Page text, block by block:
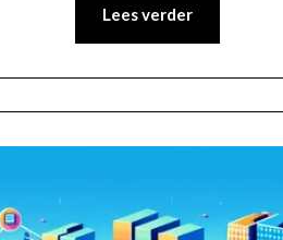
Lees verder